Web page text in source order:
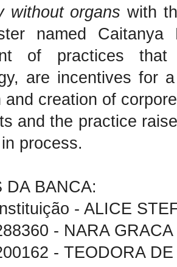
without organs with
named
of practices
are incentives for
and creation of
and the practice
process.
DA BANCA:
- ALICE
- NARA
- TEODORA